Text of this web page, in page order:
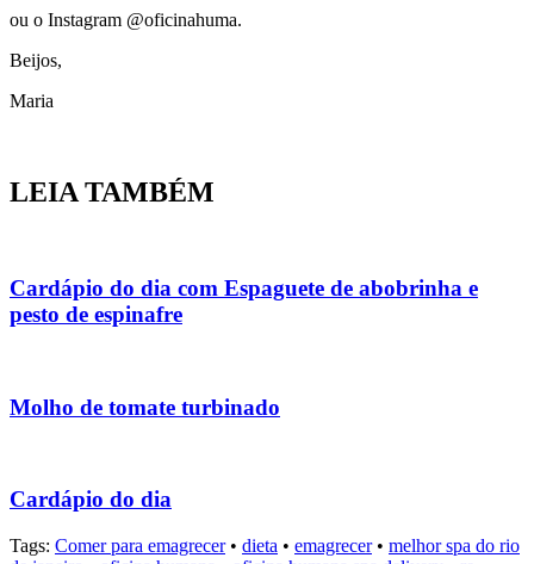
ou o Instagram @oficinahuma.
Beijos,
Maria
LEIA TAMBÉM
Cardápio do dia com Espaguete de abobrinha e
pesto de espinafre
Molho de tomate turbinado
Cardápio do dia
Tags: Comer para emagrecer• dieta • emagrecer• melhor spa do rio